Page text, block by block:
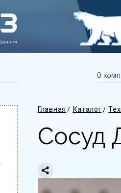
О
Главная Каталог
Сосуд